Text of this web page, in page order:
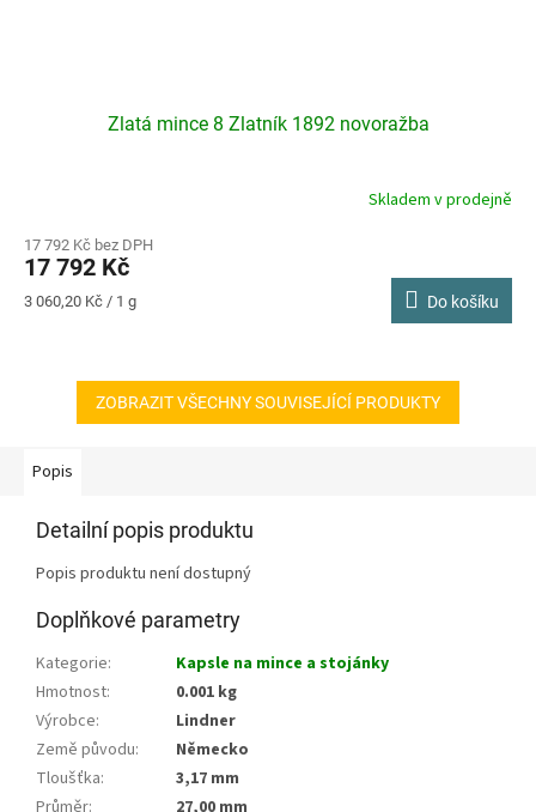
Zlatá mince 8 Zlatník 1892 novoražba
produktu
je
5,0
Skladem v prodejně
17 792 Kč bez DPH
17 792 Kč
Měrná
3 060,20 Kč / 1 g Do košíku
ZOBRAZIT VŠECHNY SOUVISEJÍCÍ PRODUKTY
Popis
Detailní popis produktu
Popis produktu není dostupný
Doplňkové parametry
Kategorie:
Kapsle na mince a stojánky
Hmotnost:
0.001 kg
Výrobce:
Lindner
Země původu:
Německo
Tloušťka:
3,17 mm